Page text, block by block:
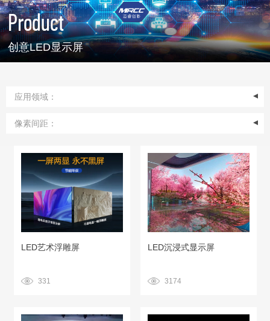
Product
创意LED显示屏
应用领域：
像素间距：
LED艺术浮雕屏
331
LED沉浸式显示屏
3174